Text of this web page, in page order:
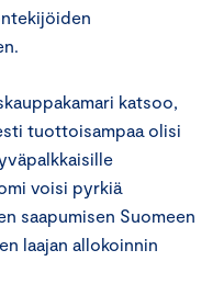
katsoo,
tuottoisampaa olisi
voisi pyrkiä
saapumisen Suomeen
laajan allokoinnin